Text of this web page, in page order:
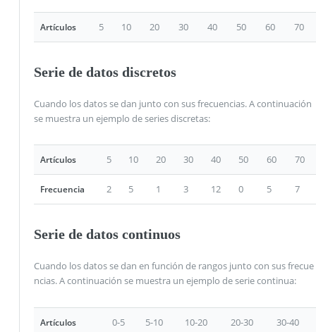
Artículos 5 10 20 30 40 50 60 70
Serie de datos discretos
Cuando los datos se dan junto con sus frecuencias. A continuación
se muestra un ejemplo de series discretas:
Artículos 5 10 20 30 40 50 60 70
Frecuencia 2 5 1 3 12 0 5 7
Serie de datos continuos
Cuando los datos se dan en función de rangos junto con sus frecue
ncias. A continuación se muestra un ejemplo de serie continua:
Artículos 0-5 5-10 10-20 20-30 30-40